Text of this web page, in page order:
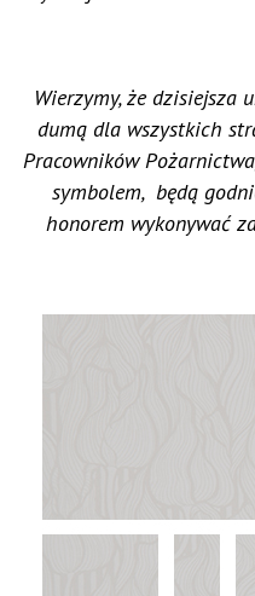
Wierzymy, że dzisiejsza
dumą dla wszystkich
Pracowników
symbolem, będą
honorem wykonywać